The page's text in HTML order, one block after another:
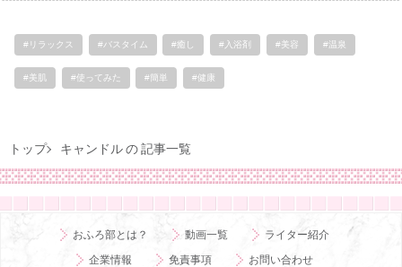
#リラックス #バスタイム #癒し #入浴剤 #美容 #温泉
#美肌 #使ってみた #簡単 #健康
トップ キャンドル の 記事一覧
おふろ部とは？ 動画一覧
ライター紹介
企業情報
免責事項 お問い合わせ